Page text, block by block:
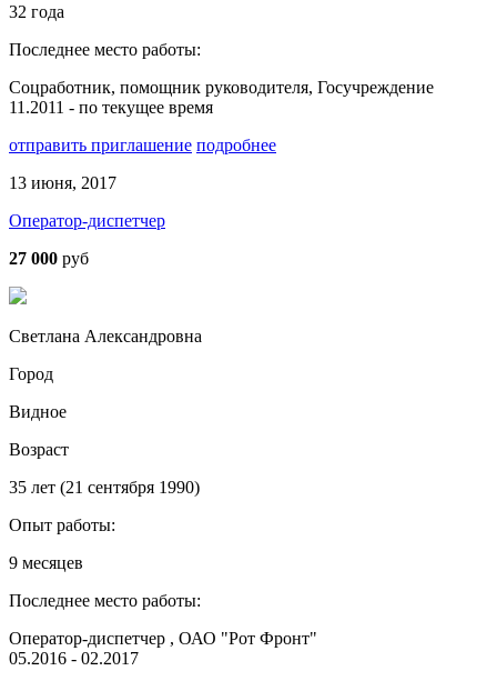
32 года
Последнее место работы:
Соцработник, помощник руководителя, Госучреждение
11.2011 - по текущее время
отправить приглашение подробнее
13 июня, 2017
Оператор-диспетчер
27 000 руб
Светлана Александровна
Город
Видное
Возраст
35 лет (21 сентября 1990)
Опыт работы:
9 месяцев
Последнее место работы:
Оператор-диспетчер , ОАО "Рот Фронт"
05.2016 - 02.2017